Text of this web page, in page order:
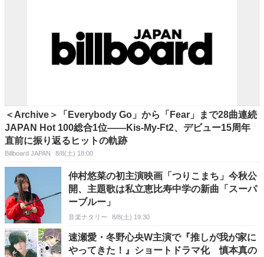
＜Archive＞「Everybody Go」から「Fear」まで28曲連続
JAPAN Hot 100総合1位――Kis-My-Ft2、デビュー15周年
直前に振り返るヒットの軌跡
Billboard JAPAN 8/8(土) 18:00
仲村悠菜の初主演映画「つりこまち」今秋公
開、主題歌は私立恵比寿中学の新曲「スーパ
ーブルー」
音楽ナタリー 8/8(土) 19:30
速瀬愛・冬野心央W主演で『推しが我が家に
やってきた！』ショートドラマ化 慎本真の